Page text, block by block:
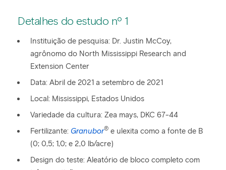
Detalhes do estudo nº 1
Instituição de pesquisa: Dr. Justin McCoy,
agrônomo do North Mississippi Research and
Extension Center
Data: Abril de 2021 a setembro de 2021
Local: Mississippi, Estados Unidos
Variedade da cultura: Zea mays, DKC 67-44
Fertilizante: Granubor® e ulexita como a fonte de B
(0; 0,5; 1,0; e 2,0 lb/acre)
Design do teste: Aleatório de bloco completo com